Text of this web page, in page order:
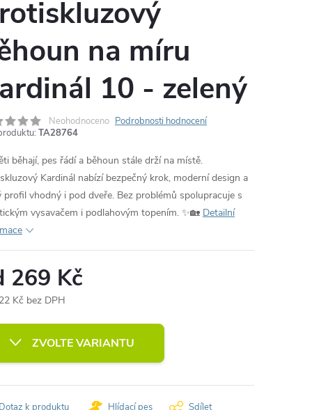
na míru
10 - zelený
Neohodnoceno Podrobnosti hodnocení
TA28764
běhají, pes řádí a běhoun stále drží na místě.
Kardinál nabízí bezpečný krok, moderní design a
profil vhodný i pod dveře. Bez problémů spolupracuje s
vysavačem i podlahovým topením. ✨🏡 Detailní
269 Kč
Kč bez DPH
ZVOLTE VARIANTU
Dotaz k produktu Hlídací pes Sdílet